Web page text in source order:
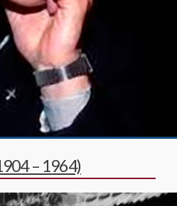
– 1964)